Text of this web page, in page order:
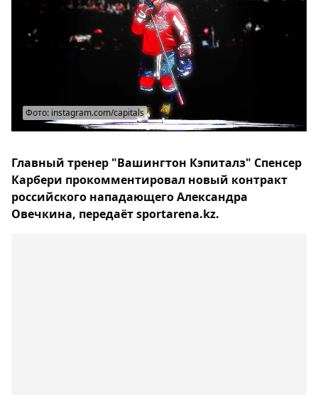
Фото: instagram.com/capitals
Главный тренер "Вашингтон Кэпиталз" Спенсер
Карбери прокомментировал новый контракт
российского нападающего Александра
Овечкина, передаёт sportarena.kz.